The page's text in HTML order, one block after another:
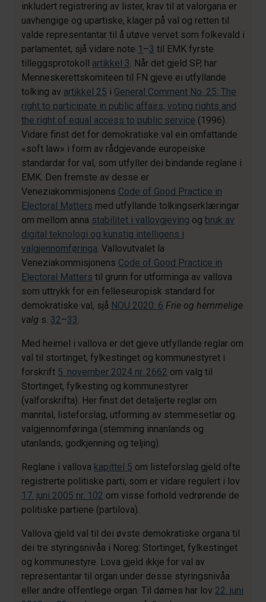
inkludert registrering av lister, krav til at valorgana er
uavhengige og upartiske, klager på val og retten til
valde representantar til å utøve vervet som folkevald i
parlamentet, sjå vidare note 1 –3 til EMK fyrste
tilleggsprotokoll artikkel 3. Når det gjeld SP, har
Menneskerettskomiteen til FN gjeve ei utfyllande
tolking av artikkel 25 i General Comment No. 25: The
right to participate in public affairs, voting rights and
the right of equal access to public service (1996).
Vidare finst det for demokratiske val ein omfattande
«soft law» i form av rådgjevande europeiske
standardar for val, som utfyller dei bindande reglane i
EMK. Den fremste av desse er
Veneziakommisjonens Code of Good Practice in
Electoral Matters med utfyllande tolkingserklæringar
om mellom anna stabilitet i vallovgjeving og bruk av
digital teknologi og kunstig intelligens i
valgjennomføringa. Vallovutvalet la
Veneziakommisjonens Code of Good Practice in
Electoral Matters til grunn for utforminga av vallova
som uttrykk for ein felleseuropisk standard for
demokratiske val, sjå NOU 2020: 6 Frie og hemmelige
valg s. 32–33.
Med heimel i vallova er det gjeve utfyllande reglar om
val til stortinget, fylkestinget og kommunestyret i
forskrift 5. november 2024 nr. 2662 om valg til
Stortinget, fylkesting og kommunestyrer
(valforskrifta). Her finst det detaljerte reglar om
manntal, listeforslag, utforming av stemmesetlar og
valgjennomføringa (stemming innanlands og
utanlands, godkjenning og teljing).
Reglane i vallova kapittel 5 om listeforslag gjeld ofte
registrerte politiske parti, som er vidare regulert i lov
17. juni 2005 nr. 102 om visse forhold vedrørende de
politiske partiene (partilova).
Vallova gjeld val til dei øvste demokratiske organa til
dei tre styringsnivåa i Noreg: Stortinget, fylkestinget
og kommunestyre. Lova gjeld ikkje for val av
representantar til organ under desse styringsnivåa
eller andre offentlege organ. Til dømes har lov 22. juni